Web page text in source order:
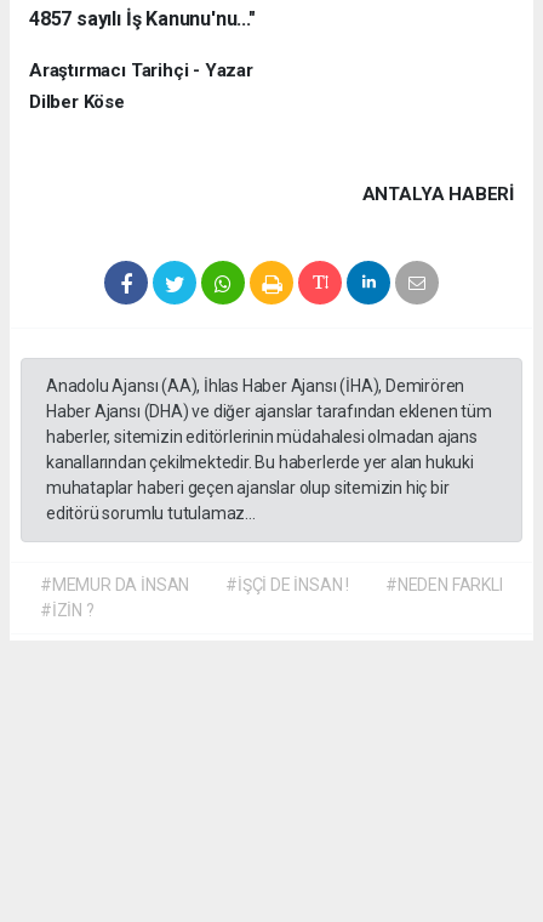
4857 sayılı İş Kanunu'nu..."
Araştırmacı Tarihçi - Yazar
Dilber Köse
ANTALYA HABERİ
Anadolu Ajansı (AA), İhlas Haber Ajansı (İHA), Demirören
Haber Ajansı (DHA) ve diğer ajanslar tarafından eklenen tüm
haberler, sitemizin editörlerinin müdahalesi olmadan ajans
kanallarından çekilmektedir. Bu haberlerde yer alan hukuki
muhataplar haberi geçen ajanslar olup sitemizin hiç bir
editörü sorumlu tutulamaz...
#MEMUR DA İNSAN #İŞÇİ DE İNSAN !
#NEDEN FARKLI
#İZİN ?